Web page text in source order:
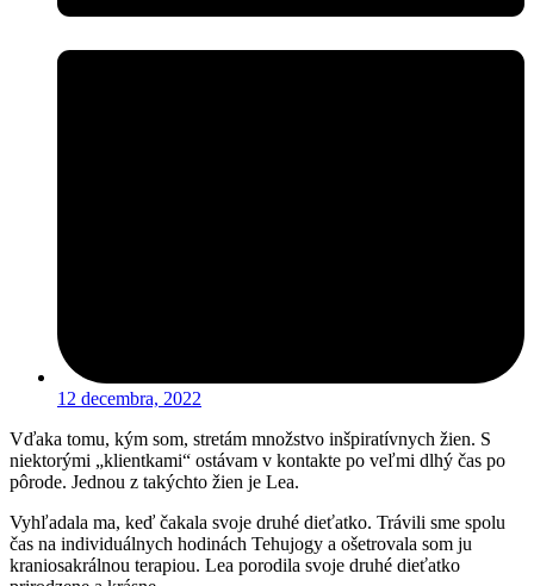
12 decembra, 2022
Vďaka tomu, kým som, stretám množstvo inšpiratívnych žien. S
niektorými „klientkami“ ostávam v kontakte po veľmi dlhý čas po
pôrode. Jednou z takýchto žien je Lea.
Vyhľadala ma, keď čakala svoje druhé dieťatko. Trávili sme spolu
čas na individuálnych hodinách Tehujogy a ošetrovala som ju
kraniosakrálnou terapiou. Lea porodila svoje druhé dieťatko